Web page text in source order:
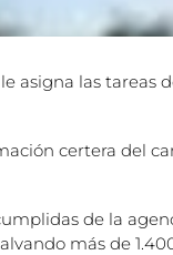
asigna las tareas
certera del
de la
más de